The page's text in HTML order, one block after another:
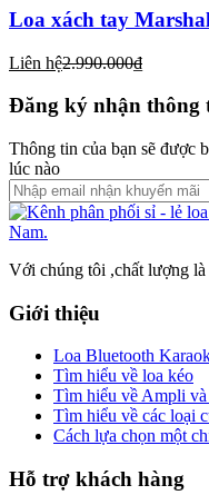
Loa xách tay
Liên hệ2.990.000₫
Đăng ký nhận thông
Thông tin của bạn sẽ được
lúc nào
Với chúng tôi ,chất lượng là
Giới thiệu
Loa Bluetooth
Tìm hiểu về loa kéo
Tìm hiểu về Ampli và
Tìm hiểu về các loại
Cách lựa chọn một
Hỗ trợ khách hàng